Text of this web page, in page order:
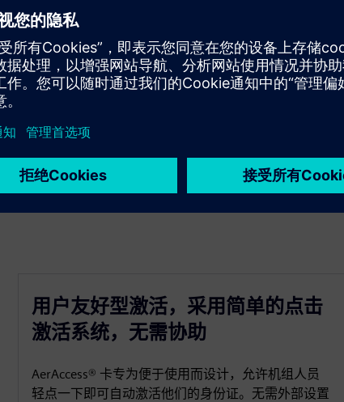
用户友好型激活，采用简单的点击
激活系统，无需协助
AerAccess® 卡专为便于使用而设计，允许机组人员
轻点一下即可自动激活他们的身份证。无需外部设置